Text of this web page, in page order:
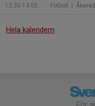
12:30-14:00 Fotboll |
Hela kalendern